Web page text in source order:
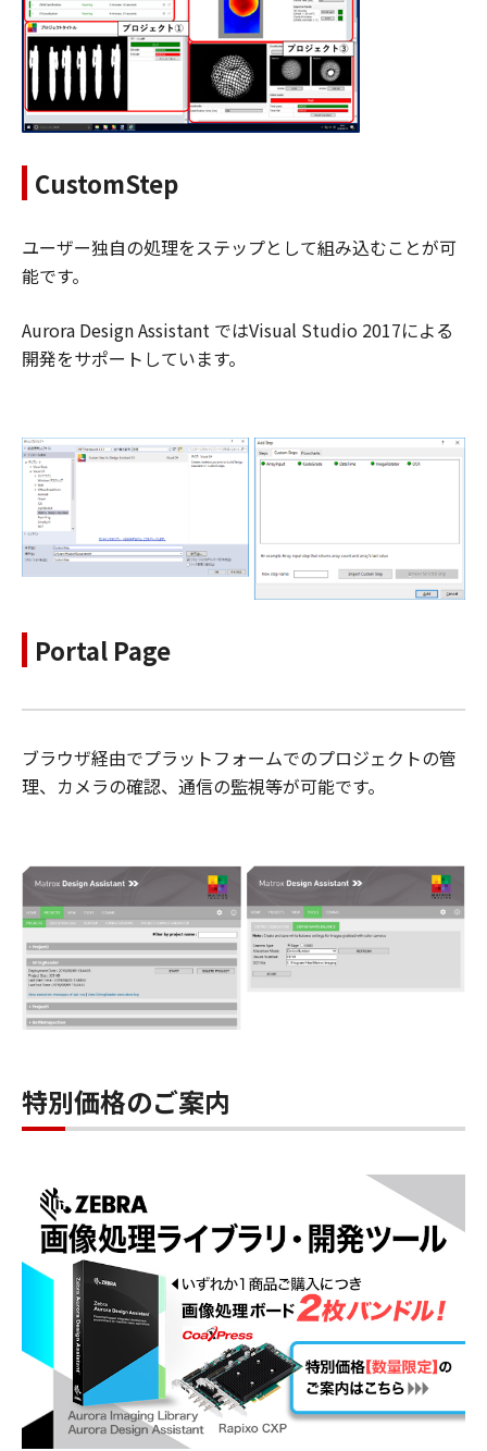
CustomStep
ユーザー独自の処理をステップとして組み込むことが可
能です。
Aurora Design Assistant ではVisual Studio 2017による
開発をサポートしています。
Portal Page
ブラウザ経由でプラットフォームでのプロジェクトの管
理、カメラの確認、通信の監視等が可能です。
特別価格のご案内